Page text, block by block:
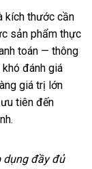
kích thước cần
sản phẩm thực
toán — thông
đánh giá
giá trị lớn
tiên đến
dụng đầy đủ